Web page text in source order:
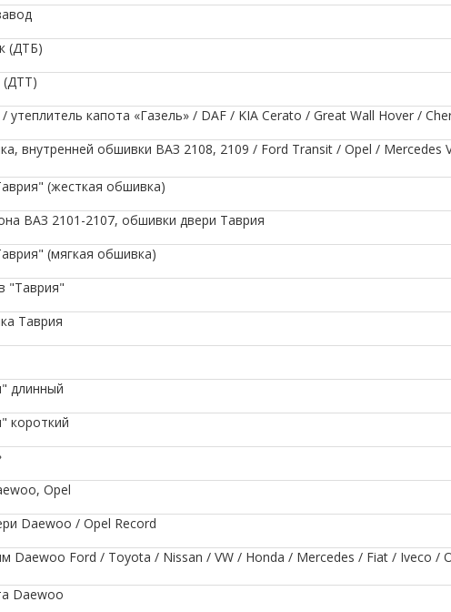
(ДТБ)
(ДТТ)
капота «Газель» / DAF / KIA Cerato / Great Wall Hover /
внутренней обшивки ВАЗ 2108, 2109 / Ford Transit / Opel / Mercedes
(жесткая обшивка)
ВАЗ 2101-2107, обшивки двери Таврия
(мягкая обшивка)
"Таврия"
Таврия
длинный
короткий
Opel
Daewoo / Opel Record
Daewoo Ford / Toyota / Nissan / VW / Honda / Mercedes / Fiat / Iveco /
Daewoo